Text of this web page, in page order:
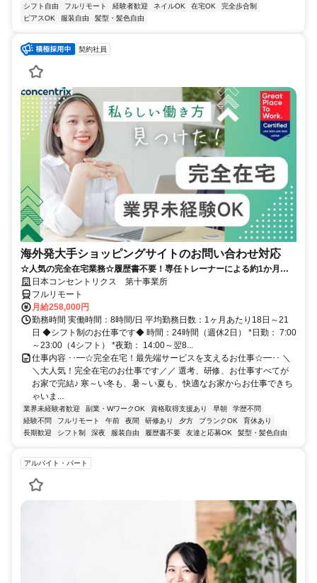
シフト自由 フルリモート 経験者歓迎 ネイルOK 在宅OK
完全歩合制
ピアスOK
服装自由 髪型・髪色自由
契約社員
海外発大手ショッピングサイトのお問い合わせ対応
☆人気の完全在宅業務☆履歴書不要！専任トレーナーによる約1か月の
研修で、業界未経験の方も安心！
日本コンセントリクス 第十事業所
フルリモート
月給258,000円
勤務時間 実働時間：8時間/日 平均勤務日数：1ヶ月あたり18日～21
日 ◆シフト制のお仕事です◆ 時間：24時間（週休2日） *日勤： 7:00
～23:00（4シフト） *夜勤： 14:00～翌8...
仕事内容 ･･━☆完全在宅！最先端サービスを支えるお仕事☆━･･ ＼
＼大人気！完全在宅のお仕事です／／ 選考、研修、お仕事すべてが
お家で完結♪ 寒～い冬も、暑～い夏も、快適なお家からお仕事できち
ゃいま...
業界未経験者歓迎 副業・WワークOK 資格取得支援あり 早朝
学歴不問
経験不問
フルリモート 午前 夜間 研修あり 夕方 ブランクOK
育休あり
長期歓迎
シフト制 深夜 服装自由 履歴書不要 友達と応募OK 髪型・髪色自由
アルバイト・パート